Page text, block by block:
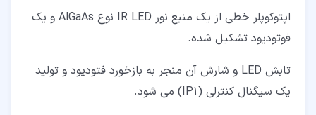
اپتوکوپلر خطی از یک منبع نور IR LED نوع AlGaAs و یک
فوتودیود تشکیل شده.
تابش LED و شارش آن منجر به بازخورد فتودیود و تولید
یک سیگنال کنترلی (IP1) می شود.